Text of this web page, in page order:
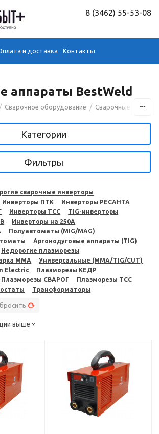
8 (3462) 55-53-08
и доставка Контакты
аппараты BestWeld
/ Сварочное оборудование / Сварочные
Категории
Фильтры
сварочные инверторы
Инверторы ПТК
Инверторы РЕСАНТА
Инверторы ТСС
TIG-инверторы
Инверторы на 250A
Полуавтоматы (MIG/MAG)
Аргонодуговые аппараты (TIG)
Недорогие плазморезы
MMA
Универсальные (MMA/TIG/CUT)
Electric
Плазморезы КЕДР
Плазморезы СВАРОГ
Плазморезы ТСС
Трансформаторы
выше